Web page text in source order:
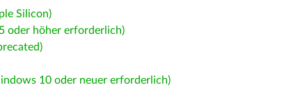
Silicon)
oder höher erforderlich)
10 oder neuer erforderlich)